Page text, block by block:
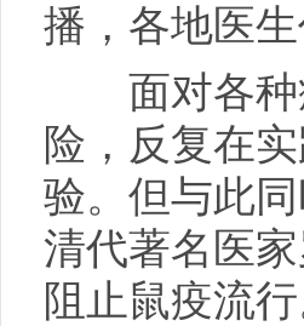
播，各地医生
面对各种
险，反复在
验。但与此
清代著名医
阻止鼠疫流